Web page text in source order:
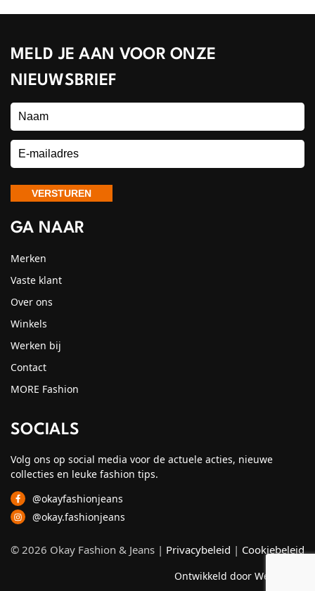
MELD JE AAN VOOR ONZE
NIEUWSBRIEF
GA NAAR
Merken
Vaste klant
Over ons
Winkels
Werken bij
Contact
MORE Fashion
SOCIALS
Volg ons op social media voor de actuele acties, nieuwe
collecties en leuke fashion tips.
@okayfashionjeans
@okay.fashionjeans
© 2026 Okay Fashion & Jeans | Privacybeleid | Cookiebeleid
Ontwikkeld door Webzuiver